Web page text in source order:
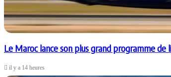
Le Maroc lance son plus grand programme de
il y a 14 heures